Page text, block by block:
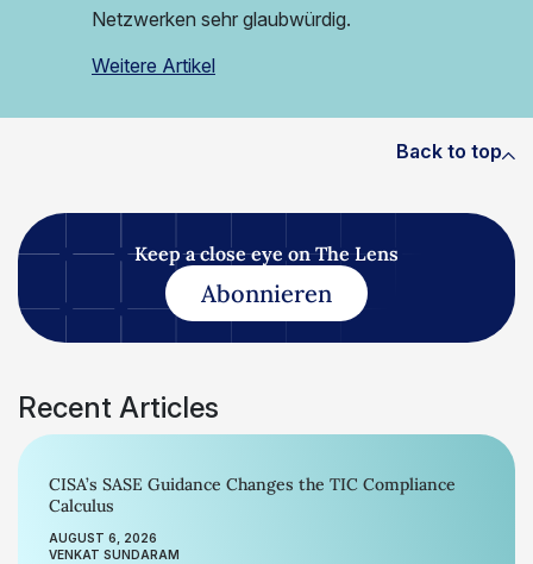
Netzwerken sehr glaubwürdig.
Weitere Artikel
Back to top
Keep a close eye on The Lens
Abonnieren
Recent Articles
CISA’s SASE Guidance Changes the TIC Compliance
Calculus
AUGUST 6, 2026
VENKAT SUNDARAM